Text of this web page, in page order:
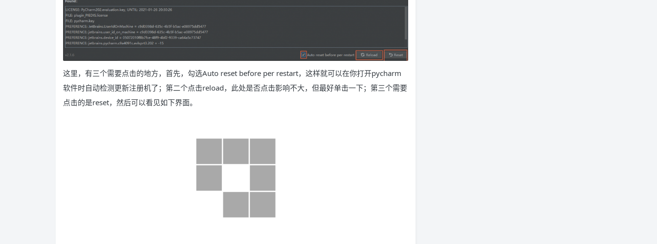
这里，有三个需要点击的地方，首先，勾选Auto reset before per restart，这样就可以在你打开pycharm
软件时自动检测更新注册机了；第二个点击reload，此处是否点击影响不大，但最好单击一下；第三个需要
点击的是reset，然后可以看见如下界面。